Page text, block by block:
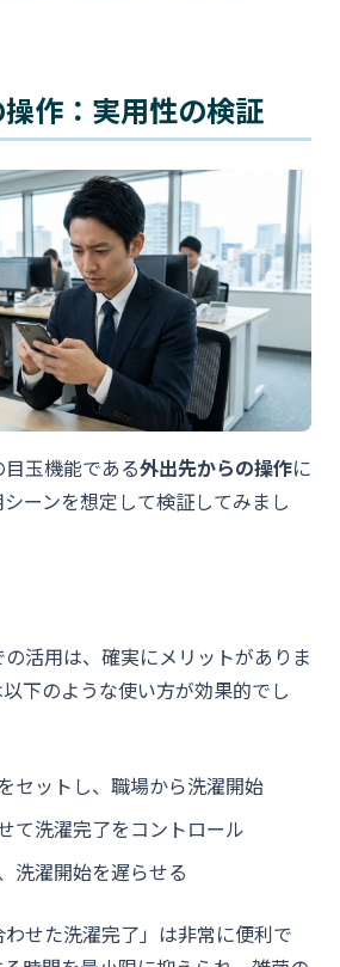
作：実用性の検証
玉機能である外出先からの操作に
ーンを想定して検証してみまし
活用は、確実にメリットがありま
下のような使い方が効果的でし
セットし、職場から洗濯開始
て洗濯完了をコントロール
洗濯開始を遅らせる
せた洗濯完了」は非常に便利で